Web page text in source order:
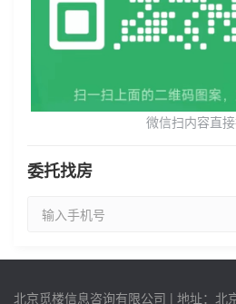
微信扫内容直
委托找房
北京觅楼信息咨询有限公司 | 地址：北